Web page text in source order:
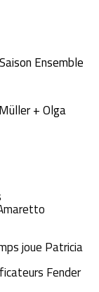
Ensemble
+ Olga
joue Patricia
Fender